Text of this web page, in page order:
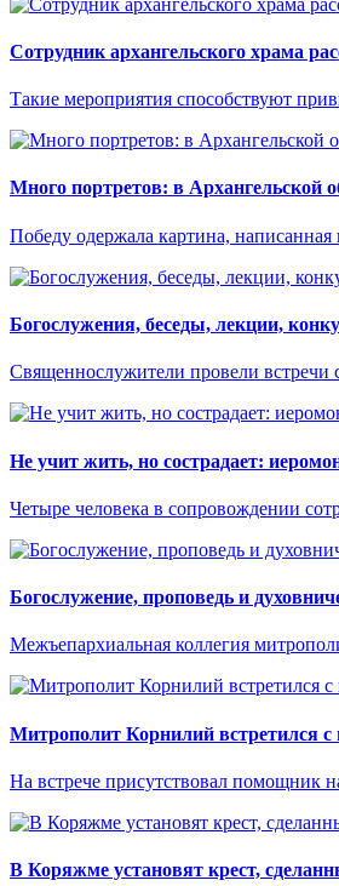
Сотрудник архангельского храма
Такие мероприятия способствуют
Много портретов: в Архангельской
Победу одержала картина,
Богослужения, беседы, лекции,
Священнослужители провели
Не учит жить, но сострадает:
Четыре человека в сопровождении
Богослужение, проповедь и
Межъепархиальная коллегия
Митрополит Корнилий встретился
На встрече присутствовал помощник
В Коряжме установят крест,